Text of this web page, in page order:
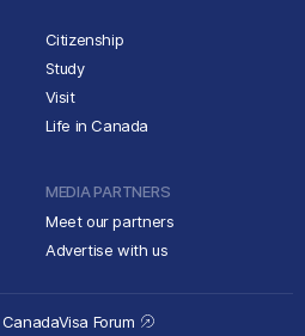
Citizenship
Study
Visit
Life in Canada
MEDIA PARTNERS
Meet our partners
Advertise with us
Forum